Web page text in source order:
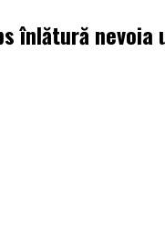
înlătură nevoia